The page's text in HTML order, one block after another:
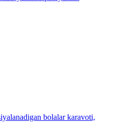
bolalar karavoti,